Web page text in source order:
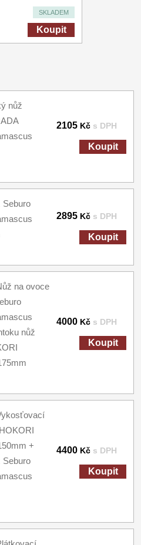
SKLADEM
Koupit
nůž
2105 Kč s DPH
Koupit
Seburo
2895 Kč s DPH
Koupit
na ovoce
nůž
4000 Kč s DPH
Koupit
+
Seburo
4400 Kč s DPH
Koupit